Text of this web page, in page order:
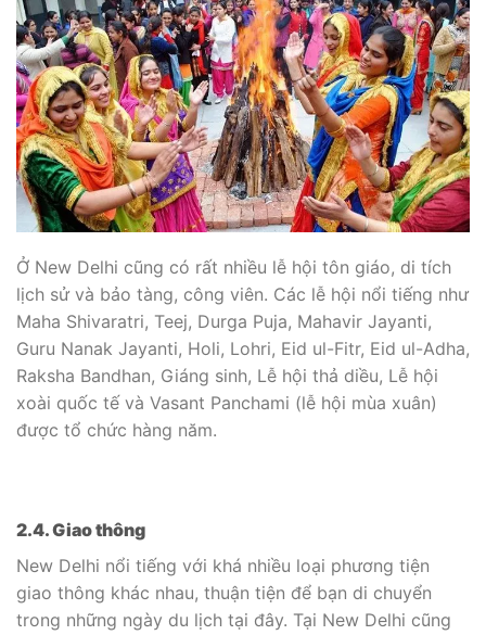
Ở New Delhi cũng có rất nhiều lễ hội tôn giáo, di tích
lịch sử và bảo tàng, công viên. Các lễ hội nổi tiếng như
Maha Shivaratri, Teej, Durga Puja, Mahavir Jayanti,
Guru Nanak Jayanti, Holi, Lohri, Eid ul-Fitr, Eid ul-Adha,
Raksha Bandhan, Giáng sinh, Lễ hội thả diều, Lễ hội
xoài quốc tế và Vasant Panchami (lễ hội mùa xuân)
được tổ chức hàng năm.
2.4. Giao thông
New Delhi nổi tiếng với khá nhiều loại phương tiện
giao thông khác nhau, thuận tiện để bạn di chuyển
trong những ngày du lịch tại đây. Tại New Delhi cũng